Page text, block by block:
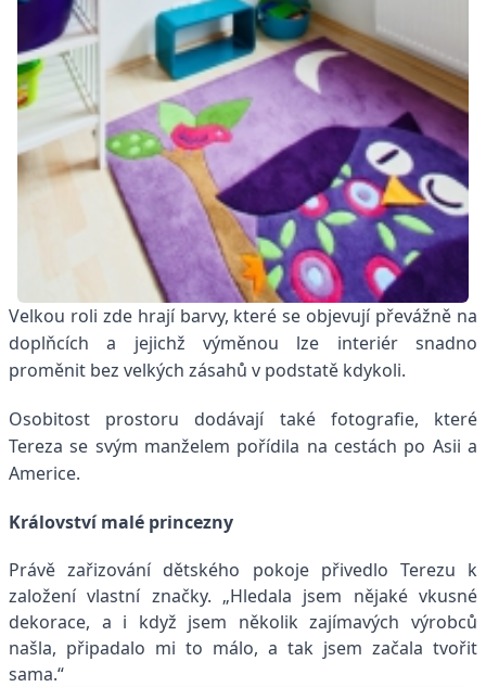
Velkou roli zde hrají barvy, které se objevují převážně na
doplňcích a jejichž výměnou lze interiér snadno
proměnit bez velkých zásahů v podstatě kdykoli.
Osobitost prostoru dodávají také fotografie, které
Tereza se svým manželem pořídila na cestách po Asii a
Americe.
Království malé princezny
Právě zařizování dětského pokoje přivedlo Terezu k
založení vlastní značky. „Hledala jsem nějaké vkusné
dekorace, a i když jsem několik zajímavých výrobců
našla, připadalo mi to málo, a tak jsem začala tvořit
sama.“